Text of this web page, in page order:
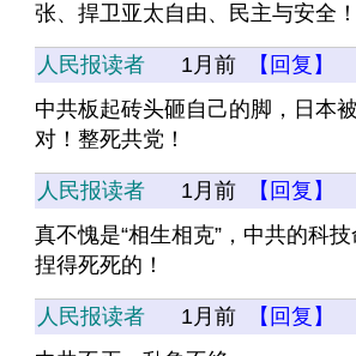
张、捍卫亚太自由、民主与安全！
人民报读者 1月前
【回复】
中共板起砖头砸自己的脚，日本
对！整死共党！
人民报读者 1月前
【回复】
真不愧是“相生相克”，中共的科
捏得死死的！
人民报读者 1月前
【回复】